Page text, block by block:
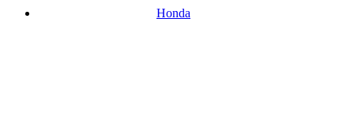
Honda